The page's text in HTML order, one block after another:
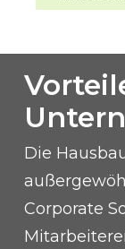
Die
Corporate